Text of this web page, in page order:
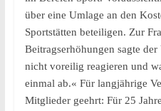
über eine Umlage an den
Sportstätten beteiligen. Zur
Beitragserhöhungen sagte
nicht voreilig reagieren und
einmal ab.« Für langjährige
Mitglieder geehrt: Für 25